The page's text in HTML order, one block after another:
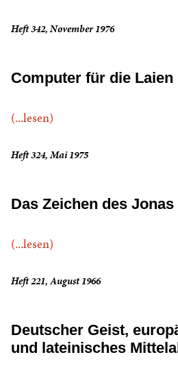
Heft 342, November 1976
Computer für die Laien
(...lesen)
Heft 324, Mai 1975
Das Zeichen des Jonas
(...lesen)
Heft 221, August 1966
Deutscher Geist,
und lateinisches